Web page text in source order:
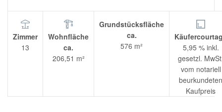
Zimmer
13
Wohnfläche
ca.
206,51 m²
Grundstücksfläche
ca.
576 m²
5,95 % inkl.
gesetzl.
vom notariell
beurkundeten
Kaufpreis